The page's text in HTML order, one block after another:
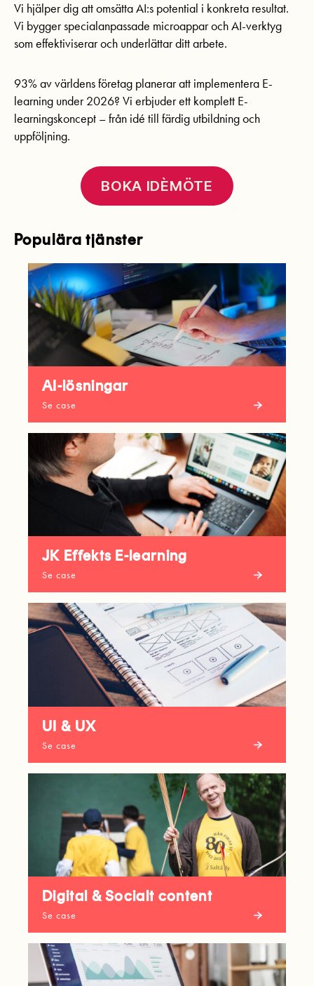
Vi hjälper dig att omsätta AI:s potential i konkreta resultat.
Vi bygger specialanpassade microappar och AI-verktyg
som effektiviserar och underlättar ditt arbete.
93% av världens företag planerar att implementera E-
learning under 2026? Vi erbjuder ett komplett E-
learningskoncept – från idé till färdig utbildning och
uppföljning.
BOKA IDÈMÖTE
Populära tjänster
AI-lösningar
Se case
JK Effekts E-learning
Se case
UI & UX
Se case
Digital & Socialt content
Se case